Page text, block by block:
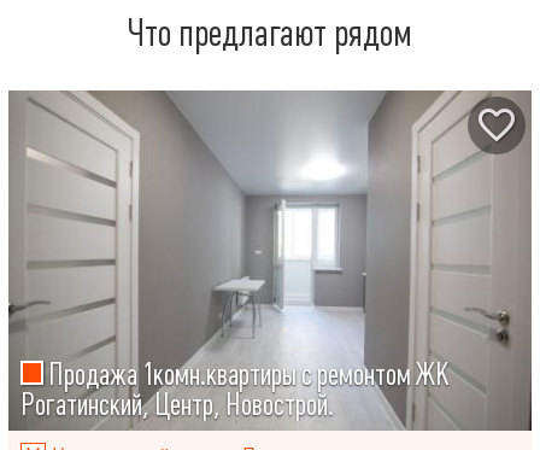
Что предлагают рядом
Продажа 1комн.квартиры с ремонтом ЖК
Рогатинский, Центр, Новострой.